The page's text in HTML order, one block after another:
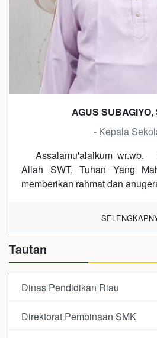
AGUS SUBAGIYO,
- Kepala
Assalamu'alaikum wr.wb.
Allah SWT, Tuhan Yang
memberikan rahmat dan
Tautan
Dinas Pendidikan Riau
Direktorat Pembinaan SMK